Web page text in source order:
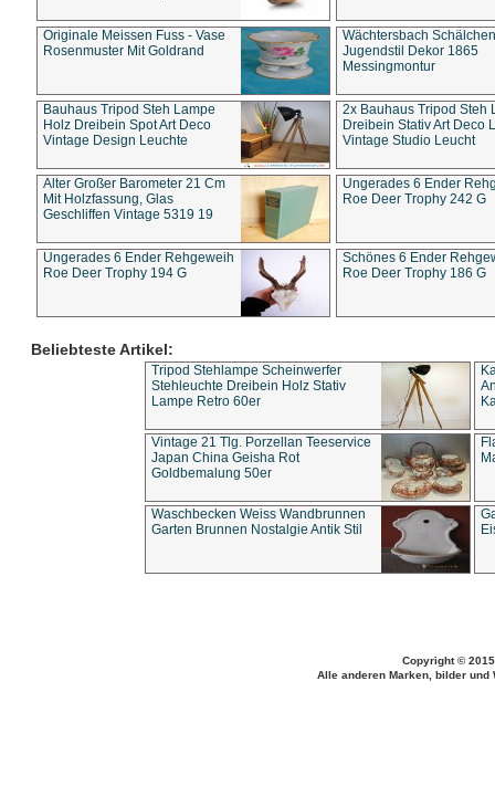
Originale Meissen Fuss - Vase
Rosenmuster Mit Goldrand
Wächtersbach Schälchen
Jugendstil Dekor 1865
Messingmontur
Bauhaus Tripod Steh Lampe
Holz Dreibein Spot Art Deco
Vintage Design Leuchte
2x Bauhaus Tripod Steh
Dreibein Stativ Art Deco
Vintage Studio Leucht
Alter Großer Barometer 21 Cm
Mit Holzfassung, Glas
Geschliffen Vintage 5319 19
Ungerades 6 Ender
Roe Deer Trophy 242 G
Ungerades 6 Ender Rehgeweih
Roe Deer Trophy 194 G
Schönes 6 Ender
Roe Deer Trophy 186 G
Beliebteste Artikel:
Tripod Stehlampe Scheinwerfer
Stehleuchte Dreibein Holz Stativ
Lampe Retro 60er
Vintage 21 Tlg. Porzellan Teeservice
Japan China Geisha Rot
Goldbemalung 50er
Waschbecken Weiss Wandbrunnen
Garten Brunnen Nostalgie Antik Stil
Copyright ©
Alle anderen Marken, bilder und